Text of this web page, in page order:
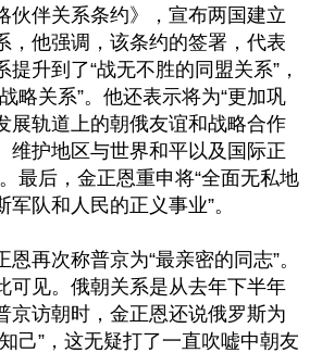
伙伴关系条约》，宣布两国建立
，他强调，该条约的签署，代表
升到了“战无不胜的同盟关系”，
略关系”。他还表示将为“更加巩
展轨道上的朝俄友谊和战略合作
维护地区与世界和平以及国际正
最后，金正恩重申将“全面无私地
队和人民的正义事业”。
再次称普京为“最亲密的同志”。
可见。俄朝关系是从去年下半年
京访朝时，金正恩还说俄罗斯为
己”，这无疑打了一直吹嘘中朝友